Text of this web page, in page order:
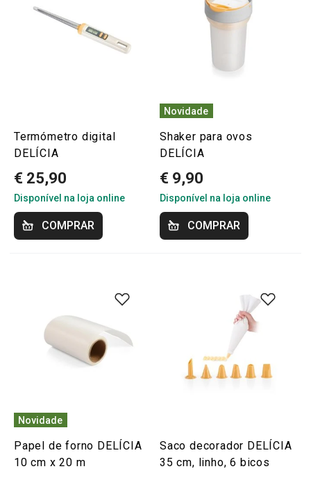
Termómetro digital
DELÍCIA
€ 25,90
Disponível na loja online
COMPRAR
Novidade
Shaker para ovos
DELÍCIA
€ 9,90
Disponível na loja online
COMPRAR
Novidade
Papel de forno DELÍCIA
10 cm x 20 m
Saco decorador DELÍCIA
35 cm, linho, 6 bicos